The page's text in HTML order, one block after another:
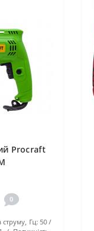
Procraft
0
струму, Гц: 50